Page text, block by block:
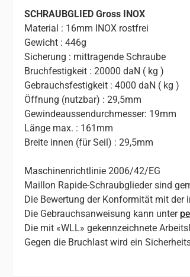
SCHRAUBGLIED Gross INOX
Material : 16mm INOX rostfrei
Gewicht : 446g
Sicherung : mittragende Schraube
Bruchfestigkeit : 20000 daN ( kg )
Gebrauchsfestigkeit : 4000 daN ( kg )
Öffnung (nutzbar) : 29,5mm
Gewindeaussendurchmesser: 19mm
Länge max. : 161mm
Breite innen (für Seil) : 29,5mm
Maschinenrichtlinie 2006/42/EG
Maillon Rapide-Schraubglieder sind
Die Bewertung der Konformität mit der
Die Gebrauchsanweisung kann unter
Die mit «WLL» gekennzeichnete
Gegen die Bruchlast wird ein